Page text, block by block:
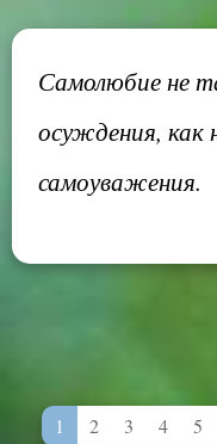
Самолюбие не
осуждения, как
самоуважения.
1 2 3 4 5